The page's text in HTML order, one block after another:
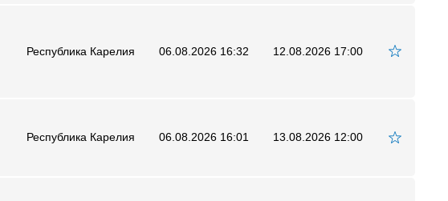
Республика Карелия 06.08.2026 16:32 12.08.2026 17:00
Республика Карелия 06.08.2026 16:01 13.08.2026 12:00